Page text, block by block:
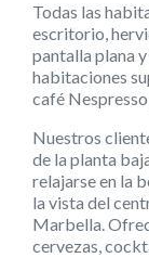
Todas las
escritorio,
pantalla plana
habitaciones
café
Nuestros
de la planta
relajarse en la
la vista del
Marbella.
cervezas,